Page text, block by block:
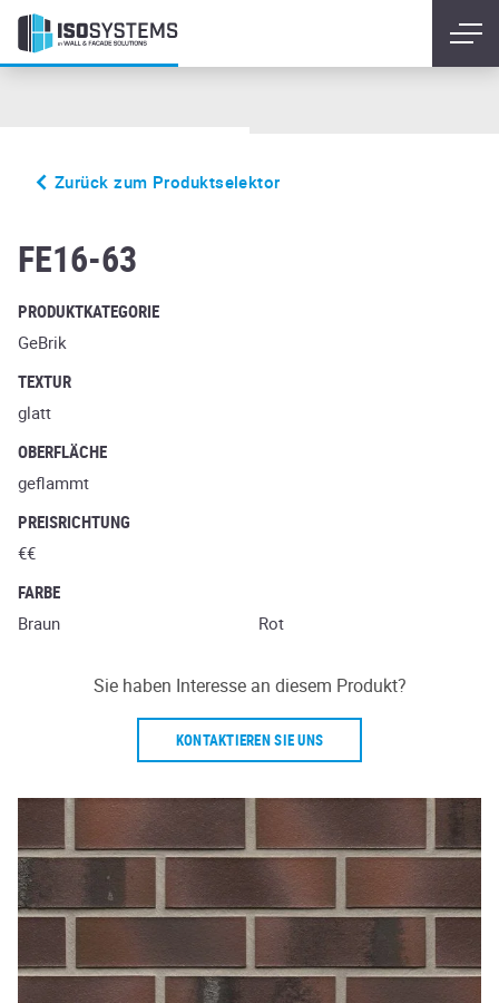
Zurück zum Produktselektor
FE16-63
PRODUKTKATEGORIE
GeBrik
TEXTUR
glatt
OBERFLÄCHE
geflammt
PREISRICHTUNG
€€
FARBE
Braun
Rot
Sie haben Interesse an diesem Produkt?
KONTAKTIEREN SIE UNS